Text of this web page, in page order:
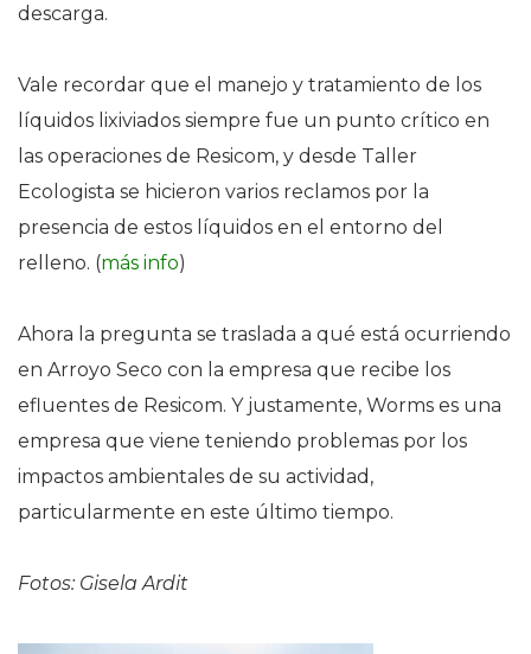
descarga.
Vale recordar que el manejo y tratamiento de los
líquidos lixiviados siempre fue un punto crítico en
las operaciones de Resicom, y desde Taller
Ecologista se hicieron varios reclamos por la
presencia de estos líquidos en el entorno del
relleno. (más info)
Ahora la pregunta se traslada a qué está ocurriendo
en Arroyo Seco con la empresa que recibe los
efluentes de Resicom. Y justamente, Worms es una
empresa que viene teniendo problemas por los
impactos ambientales de su actividad,
particularmente en este último tiempo.
Fotos: Gisela Ardit